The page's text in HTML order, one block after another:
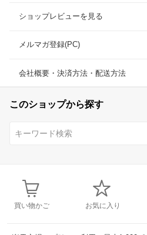
ショップレビューを見る
メルマガ登録(PC)
会社概要・決済方法・配送方法
このショップから探す
買い物かご お気に入り